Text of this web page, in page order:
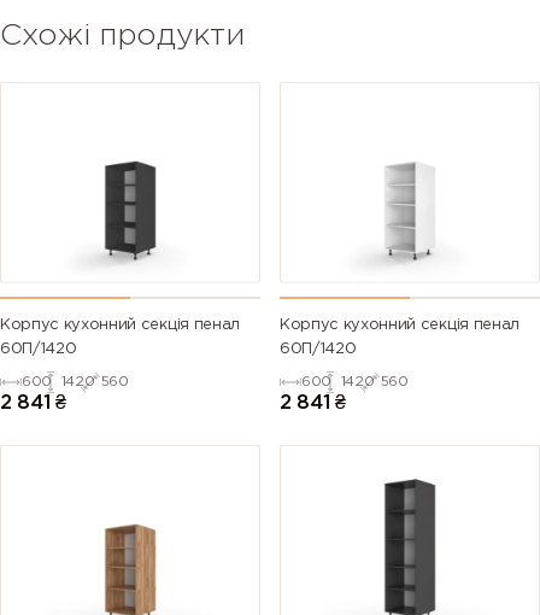
Схожі продукти
Корпус кухонний секція пенал
60П/1420
600 1420 560
2 841 ₴
Корпус кухонний секція пенал
60П/1420
600 1420 560
2 841 ₴